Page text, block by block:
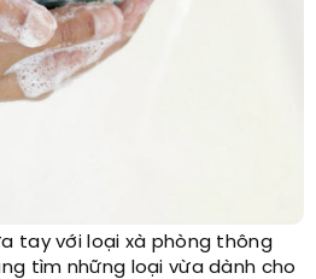
tay với loại xà phòng thông
tìm những loại vừa dành cho